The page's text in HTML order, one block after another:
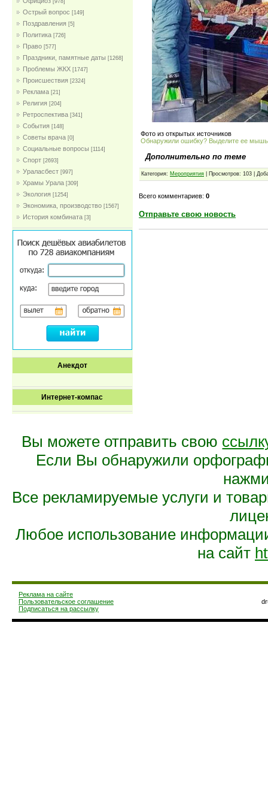
[978]
Острый вопрос [149]
Поздравления [5]
Политика [726]
Право [577]
Праздники, памятные даты [1268]
Проблемы ЖКХ [1747]
Проиcшествия [2324]
Реклама [21]
Религия [204]
Ретроспектива [341]
События [148]
Советы врача [0]
Социальные вопросы [1114]
Спорт [2693]
Ураласбест [997]
Храмы Урала [309]
Экология [1254]
Экономика, производство [1567]
История комбината [3]
Анекдот
Интернет-компас
Фото из открытых источников
Обнаружили ошибку? Выделите ее
Дополнительно по теме
Категория: Мероприятия | Просмотров: 103 |
Всего комментариев: 0
Отправьте свою новость
Вы можете отправить свою
Если Вы обнаружили
Все рекламируемые услуги и
Любое использование
на сайт
Реклама на сайте
Пользовательское соглашение
Подписаться на рассылку